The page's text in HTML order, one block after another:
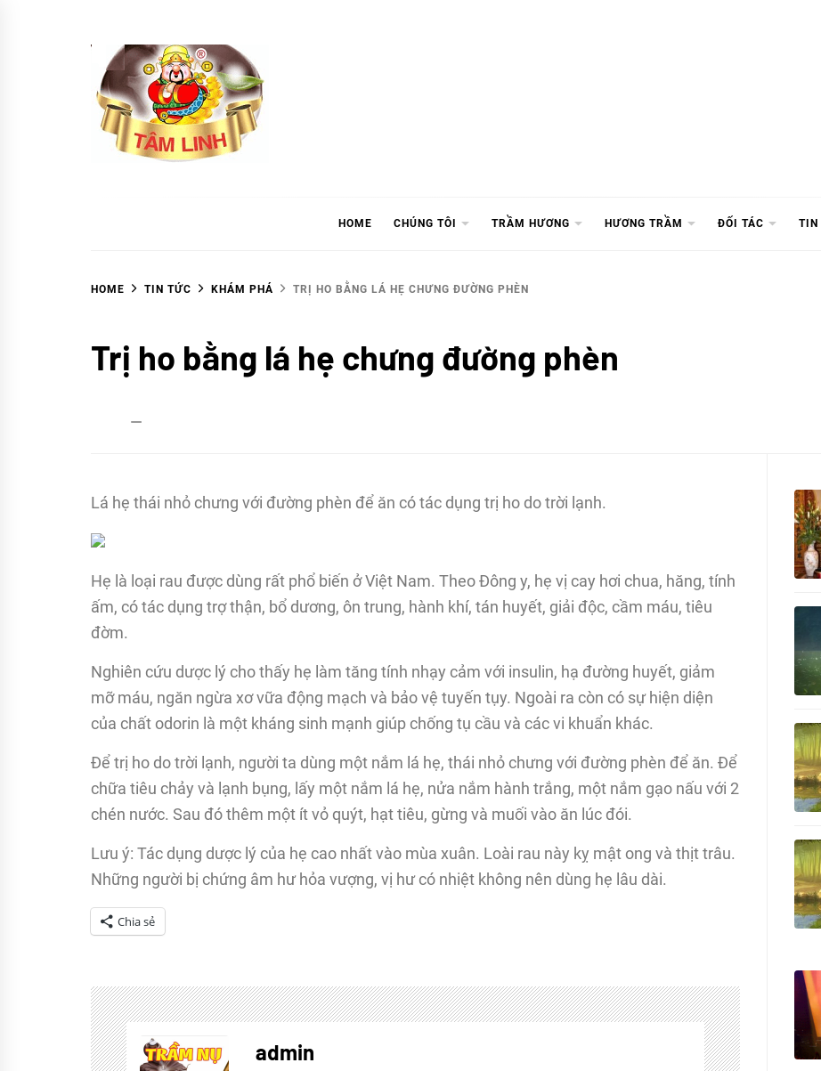
HOME CHÚNG TÔI TRẦM HƯƠNG HƯƠNG TRẦM ĐỐI TÁC TIN
HOME TIN TỨC KHÁM PHÁ TRỊ HO BẰNG LÁ HẸ CHƯNG ĐƯỜNG PHÈN
phá
Trị ho bằng lá hẹ chưng đường phèn
admin
Lá hẹ thái nhỏ chưng với đường phèn để ăn có tác dụng trị ho do trời lạnh.
Hẹ là loại rau được dùng rất phổ biến ở Việt Nam. Theo Đông y, hẹ vị cay hơi chua, hăng, tính
ấm, có tác dụng trợ thận, bổ dương, ôn trung, hành khí, tán huyết, giải độc, cầm máu, tiêu
đờm.
Nghiên cứu dược lý cho thấy hẹ làm tăng tính nhạy cảm với insulin, hạ đường huyết, giảm
mỡ máu, ngăn ngừa xơ vữa động mạch và bảo vệ tuyến tụy. Ngoài ra còn có sự hiện diện
của chất odorin là một kháng sinh mạnh giúp chống tụ cầu và các vi khuẩn khác.
Để trị ho do trời lạnh, người ta dùng một nắm lá hẹ, thái nhỏ chưng với đường phèn để ăn. Để
chữa tiêu chảy và lạnh bụng, lấy một nắm lá hẹ, nửa nắm hành trắng, một nắm gạo nấu với 2
chén nước. Sau đó thêm một ít vỏ quýt, hạt tiêu, gừng và muối vào ăn lúc đói.
Lưu ý: Tác dụng dược lý của hẹ cao nhất vào mùa xuân. Loài rau này kỵ mật ong và thịt trâu.
Những người bị chứng âm hư hỏa vượng, vị hư có nhiệt không nên dùng hẹ lâu dài.
Chia sẻ
Bài
Thuốc
Quý
admin